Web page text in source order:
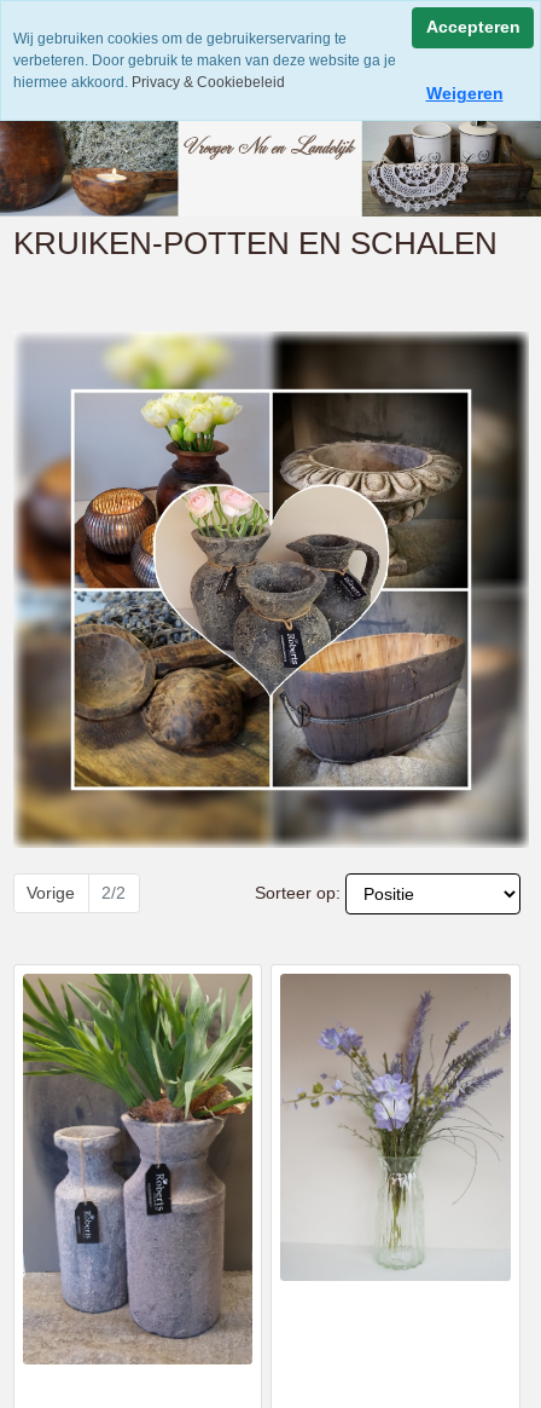
KRUIKEN-POTTEN EN SCHALEN
Sorteer op:
Vorige 2/2
Wij gebruiken cookies om de gebruikerservaring te
verbeteren. Door gebruik te maken van deze website ga je
hiermee akkoord. Privacy & Cookiebeleid
Accepteren
Weigeren